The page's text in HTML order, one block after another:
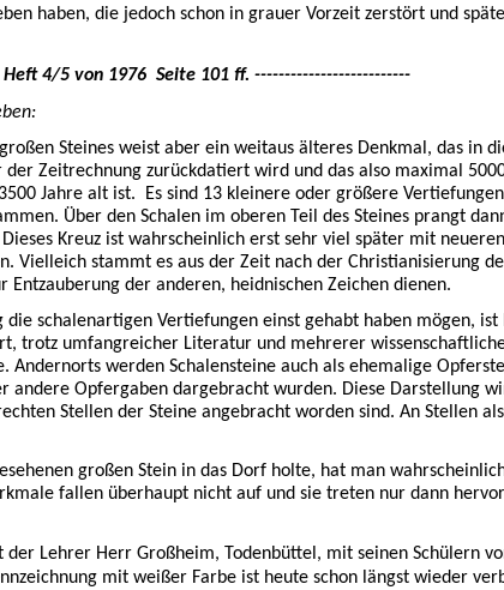
haben, die jedoch schon in grauer Vorzeit zerstört und
Heft 4/5 von 1976 Seite 101 ff. --------------------------
Steines weist aber ein weitaus älteres Denkmal, das in
der Zeitrechnung zurückdatiert wird und das also maximal
Jahre alt ist.
Es sind 13 kleinere oder größere
Über den Schalen im oberen Teil des Steines prangt
Kreuz ist wahrscheinlich erst sehr viel später mit
Vielleich stammt es aus der Zeit nach der Christianisierung
Entzauberung der anderen, heidnischen Zeichen dienen.
die schalenartigen Vertiefungen einst gehabt haben mögen, ist
trotz umfangreicher Literatur und mehrerer
Andernorts werden Schalensteine auch als ehemalige
andere Opfergaben dargebracht wurden. Diese Darstellung
Stellen der Steine angebracht worden sind. An Stellen
großen Stein in das Dorf holte, hat man
fallen überhaupt nicht auf und sie treten nur dann
der Lehrer Herr Großheim, Todenbüttel, mit seinen Schülern
mit weißer Farbe ist heute schon längst wieder